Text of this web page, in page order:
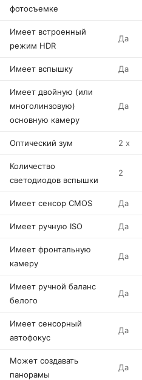
фотосъемке
Имеет встроенный
режим HDR
Да
Имеет вспышку Да
Имеет двойную (или
многолинзовую)
основную камеру
Да
Оптический зум 2 x
Количество
светодиодов вспышки
2
Имеет сенсор CMOS Да
Имеет ручную ISO Да
Имеет фронтальную
камеру
Да
Имеет ручной баланс
белого
Да
Имеет сенсорный
автофокус
Да
Может создавать
панорамы
Да